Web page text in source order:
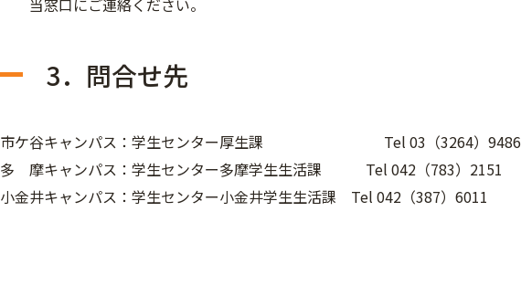
当窓口にご連絡ください。
3．問合せ先
市ケ谷キャンパス：学生センター厚生課 Tel 03（3264）9486
多 摩キャンパス：学生センター多摩学生生活課 Tel 042（783）2151
小金井キャンパス：学生センター小金井学生生活課 Tel 042（387）6011